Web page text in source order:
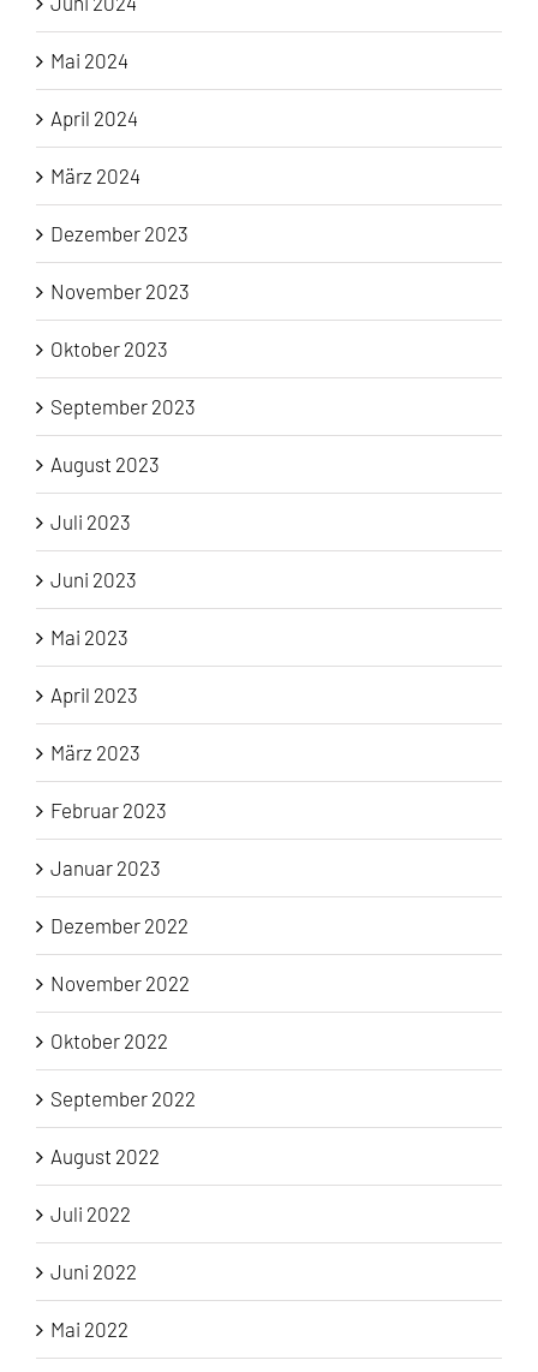
Mai 2024
April 2024
März 2024
Dezember 2023
November 2023
Oktober 2023
September 2023
August 2023
Juli 2023
Juni 2023
Mai 2023
April 2023
März 2023
Februar 2023
Januar 2023
Dezember 2022
November 2022
Oktober 2022
September 2022
August 2022
Juli 2022
Juni 2022
Mai 2022